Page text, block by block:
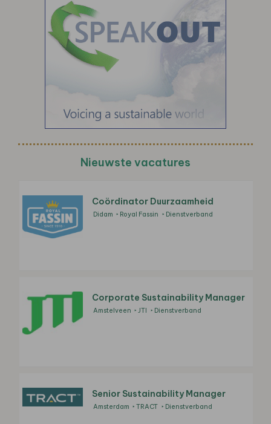
Nieuwste vacatures
Coördinator Duurzaamheid
Didam Royal Fassin Dienstverband
Corporate Sustainability Manager
Amstelveen JTI Dienstverband
Senior Sustainability Manager
Amsterdam TRACT Dienstverband